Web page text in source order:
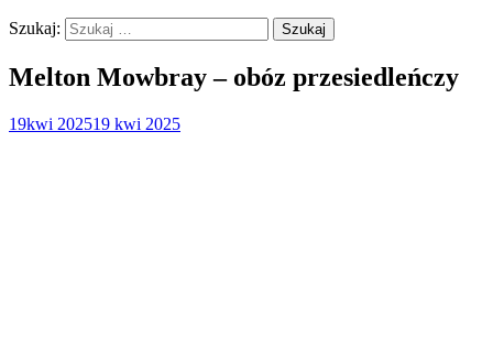
Szukaj:
Melton Mowbray – obóz przesiedleńczy
19kwi 202519 kwi 2025